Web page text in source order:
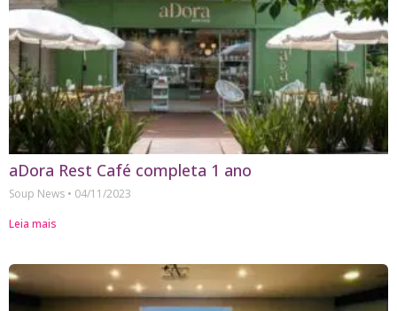
aDora Rest Café completa 1 ano
Soup News
04/11/2023
Leia mais